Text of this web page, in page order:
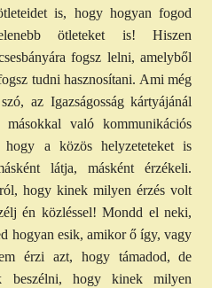
is, hogy hogyan fogod
ötleteket is! Hiszen
fogsz lelni, amelyből
tudni hasznosítani. Ami még
az Igazságosság kártyájánál
való kommunikációs
hogy a közös helyzeteteket is
látja, másként érzékeli.
hogy kinek milyen érzés volt
én közléssel! Mondd el neki,
hogyan esik, amikor ő így, vagy
érzi azt, hogy támadod, de
beszélni, hogy kinek milyen